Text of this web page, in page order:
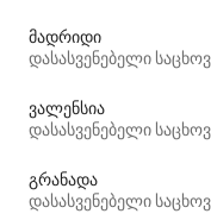
მადრიდი
ვალენსია
გრანადა